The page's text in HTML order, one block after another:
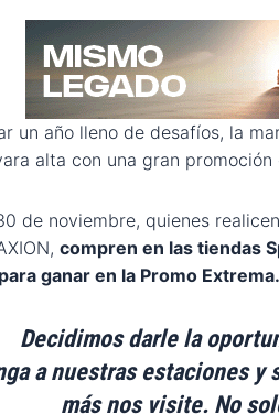
un año lleno de desafíos, la
alta con una gran
de noviembre, quienes realicen
compren en las tiendas
ganar en la Promo Extrema.
Decidimos darle la
a nuestras estaciones y
más nos visite. No